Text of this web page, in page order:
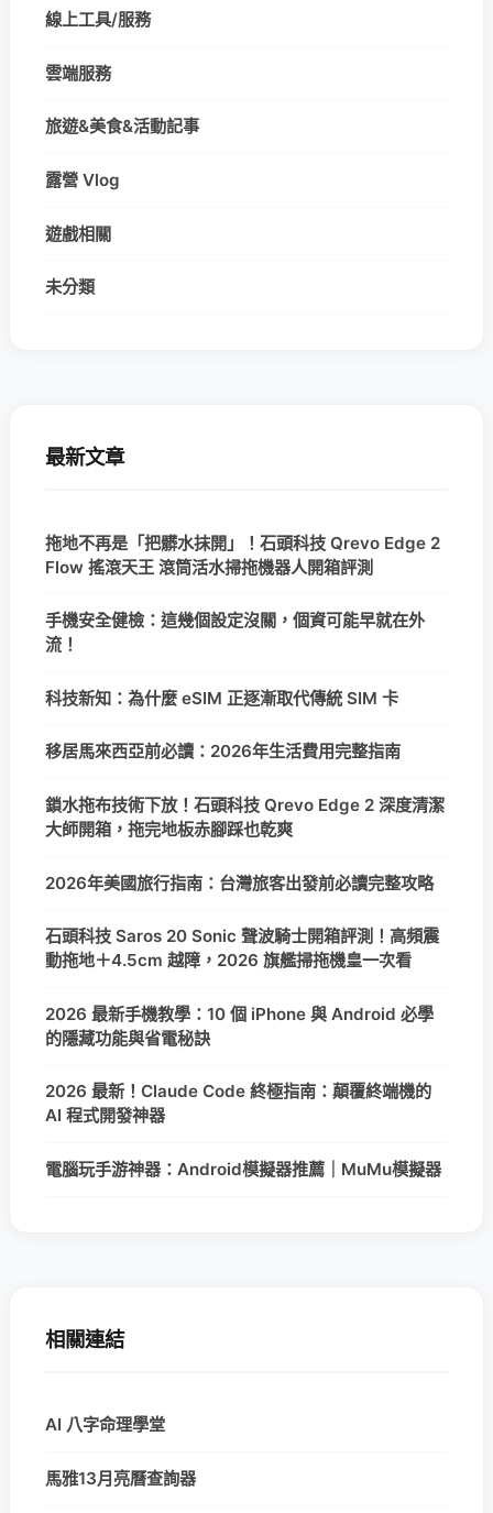
線上工具/服務
雲端服務
旅遊&美食&活動記事
露營 Vlog
遊戲相關
未分類
最新文章
拖地不再是「把髒水抹開」！石頭科技 Qrevo Edge 2
Flow 搖滾天王 滾筒活水掃拖機器人開箱評測
手機安全健檢：這幾個設定沒關，個資可能早就在外
流！
科技新知：為什麼 eSIM 正逐漸取代傳統 SIM 卡
移居馬來西亞前必讀：2026年生活費用完整指南
鎖水拖布技術下放！石頭科技 Qrevo Edge 2 深度清潔
大師開箱，拖完地板赤腳踩也乾爽
2026年美國旅行指南：台灣旅客出發前必讀完整攻略
石頭科技 Saros 20 Sonic 聲波騎士開箱評測！高頻震
動拖地＋4.5cm 越障，2026 旗艦掃拖機皇一次看
2026 最新手機教學：10 個 iPhone 與 Android 必學
的隱藏功能與省電秘訣
2026 最新！Claude Code 終極指南：顛覆終端機的
AI 程式開發神器
電腦玩手游神器：Android模擬器推薦｜MuMu模擬器
相關連結
AI 八字命理學堂
馬雅13月亮曆查詢器